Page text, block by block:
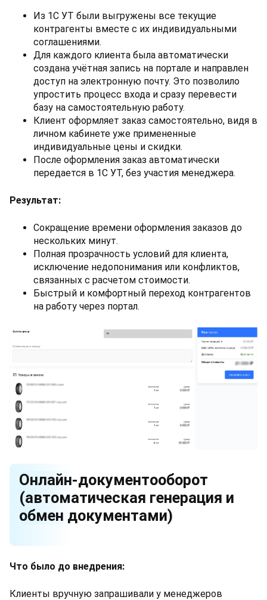
Из 1С УТ были выгружены все текущие
контрагенты вместе с их индивидуальными
соглашениями.
Для каждого клиента была автоматически
создана учётная запись на портале и направлен
доступ на электронную почту. Это позволило
упростить процесс входа и сразу перевести
базу на самостоятельную работу.
Клиент оформляет заказ самостоятельно, видя в
личном кабинете уже примененные
индивидуальные цены и скидки.
После оформления заказ автоматически
передается в 1С УТ, без участия менеджера.
Результат:
Сокращение времени оформления заказов до
нескольких минут.
Полная прозрачность условий для клиента,
исключение недопонимания или конфликтов,
связанных с расчетом стоимости.
Быстрый и комфортный переход контрагентов
на работу через портал.
Онлайн-документооборот
(автоматическая генерация и
обмен документами)
Что было до внедрения:
Клиенты вручную запрашивали у менеджеров